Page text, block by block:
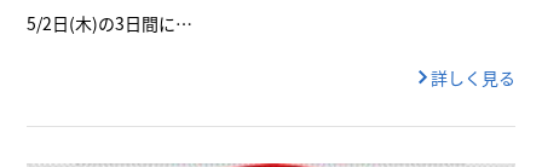
5/2日(木)の3日間に…
詳しく見る